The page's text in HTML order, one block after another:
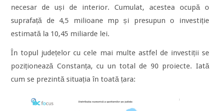
necesar de uși de interior. Cumulat, acestea ocupă o
suprafață de 4,5 milioane mp și presupun o investiție
estimată la 10,45 miliarde lei.
În topul județelor cu cele mai multe astfel de investiții se
poziționează Constanța, cu un total de 90 proiecte. Iată
cum se prezintă situația în toată țara: